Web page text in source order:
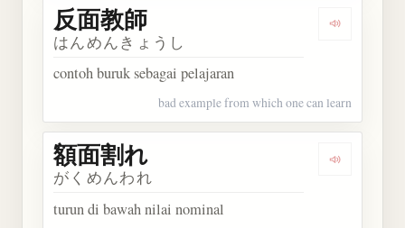
Dengarkan
反面教師
はんめんきょうし
contoh buruk sebagai pelajaran
bad example from which one can learn
Dengarkan
額面割れ
がくめんわれ
turun di bawah nilai nominal